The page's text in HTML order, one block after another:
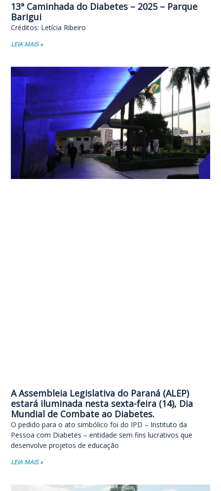
13ª Caminhada do Diabetes – 2025 – Parque
Barigui
Créditos: Letícia Ribeiro
LEIA MAIS »
A Assembleia Legislativa do Paraná (ALEP)
estará iluminada nesta sexta-feira (14), Dia
Mundial de Combate ao Diabetes.
O pedido para o ato simbólico foi do IPD – Instituto da
Pessoa com Diabetes – entidade sem fins lucrativos que
desenvolve projetos de educação
LEIA MAIS »